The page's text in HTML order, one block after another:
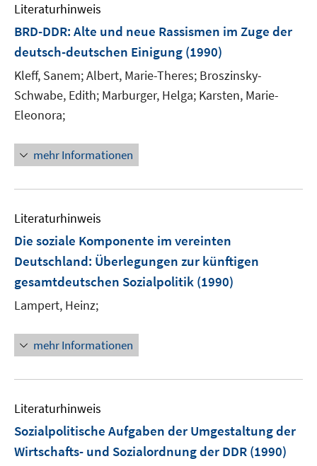
F
e
n
s
t
ö
f
n
Literaturhinweis
BRD-DDR: Alte und neue Rassismen im Zuge der
deutsch-deutschen Einigung (1990)
Kleff, Sanem;Albert, Marie-Theres; Broszinsky-
Schwabe, Edith; Marburger, Helga; Karsten, Marie-
Eleonora;
mehr Informationen
Literaturhinweis
Die soziale Komponente im vereinten
Deutschland: Überlegungen zur künftigen
gesamtdeutschen Sozialpolitik (1990)
Lampert, Heinz;
mehr Informationen
Literaturhinweis
Sozialpolitische Aufgaben der Umgestaltung der
Wirtschafts- und Sozialordnung der DDR (1990)